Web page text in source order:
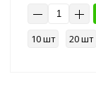
10 шт
20 шт